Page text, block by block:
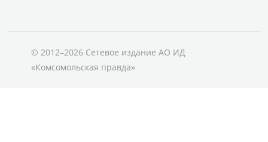
© 2012–2026 Сетевое издание АО ИД
«Комсомольская правда»